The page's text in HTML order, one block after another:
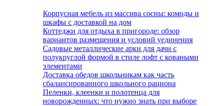
Корпусная мебель из массива сосны: комоды и
шкафы с доставкой на дом
Коттеджи для отдыха в пригороде: обзор
вариантов размещения и условий уединения
Садовые металлические арки для дачи с
полукруглой формой в стиле лофт с коваными
элементами
Доставка обедов школьникам как часть
сбалансированного школьного рациона
Пеленки, клеенки и полотенца для
новорожденных: что нужно знать при выборе